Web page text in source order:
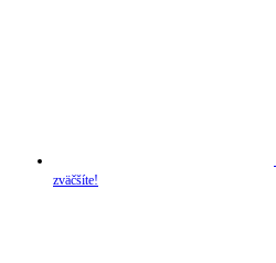
zväčšíte!